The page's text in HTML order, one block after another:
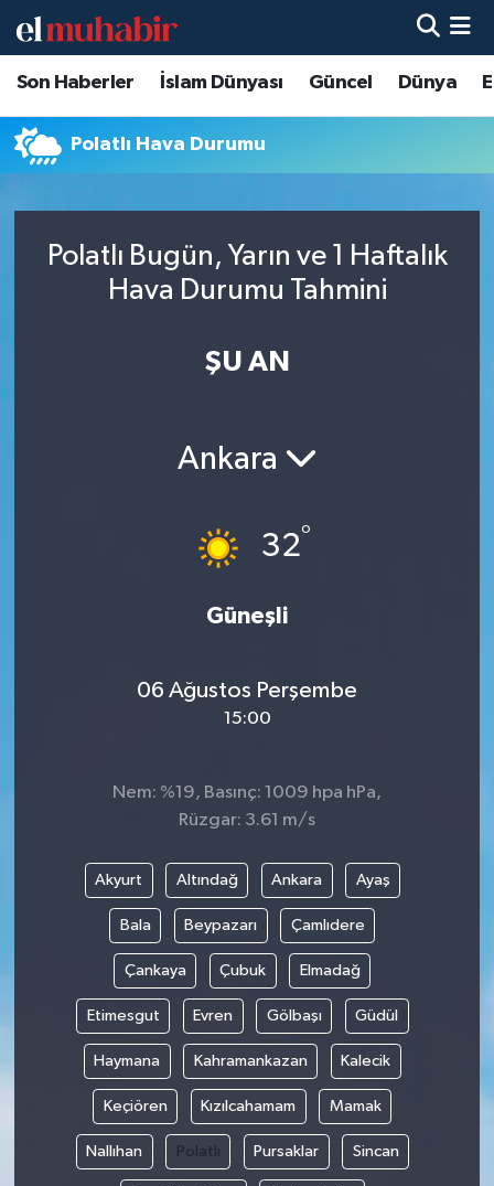
Son Haberler İslam Dünyası Güncel Dünya
Polatlı Hava Durumu
Polatlı Bugün, Yarın ve 1 Haftalık
Hava Durumu Tahmini
ŞU AN
Ankara
32°
Güneşli
06 Ağustos Perşembe
15:00
Nem: %19, Basınç: 1009 hpa hPa,
Rüzgar: 3.61 m/s
Akyurt Altındağ Ankara Ayaş
Bala Beypazarı Çamlıdere
Çankaya Çubuk Elmadağ
Etimesgut Evren Gölbaşı Güdül
Haymana Kahramankazan Kalecik
Keçiören Kızılcahamam Mamak
Nallıhan Polatlı Pursaklar Sincan
Hava Durumu
Trafik Durumu
Tüm Manşetler